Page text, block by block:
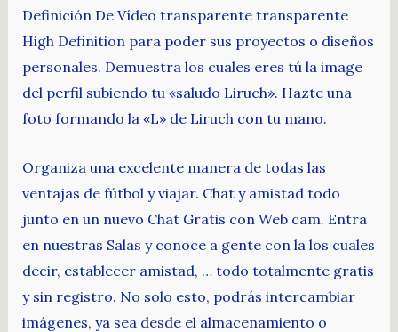
Definición De Vídeo transparente transparente
High Definition para poder sus proyectos o diseños
personales. Demuestra los cuales eres tú la image
del perfil subiendo tu «saludo Liruch». Hazte una
foto formando la «L» de Liruch con tu mano.
Organiza una excelente manera de todas las
ventajas de fútbol y viajar. Chat y amistad todo
junto en un nuevo Chat Gratis con Web cam. Entra
en nuestras Salas y conoce a gente con la los cuales
decir, establecer amistad, … todo totalmente gratis
y sin registro. No solo esto, podrás intercambiar
imágenes, ya sea desde el almacenamiento o